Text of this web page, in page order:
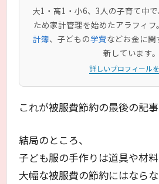
大1・高1・小6、3人の子育て中
ため家計管理を始めたアラフィフ。
計簿、子どもの学費などお金に
新しています。
詳しいプロフィール
これが被服費節約の最後の記事
結局のところ、
子ども服の手作りは道具や材
大幅な被服費の節約にはなら